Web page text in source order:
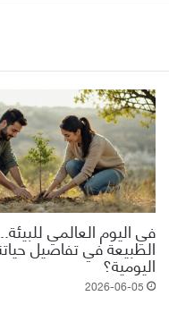
في اليوم العالمي
الطبيعة في تفاصيل
اليومية؟
2026-06-05